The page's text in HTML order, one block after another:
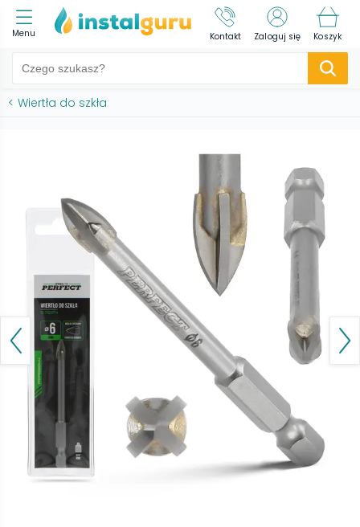
Menu Kontakt Zaloguj się Koszyk
< Wiertła do szkła